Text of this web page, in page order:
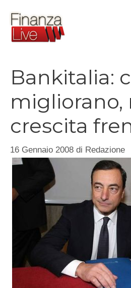
contenuto
Bankitalia:
migliorano,
crescita
16 Gennaio 2008 di Redazione